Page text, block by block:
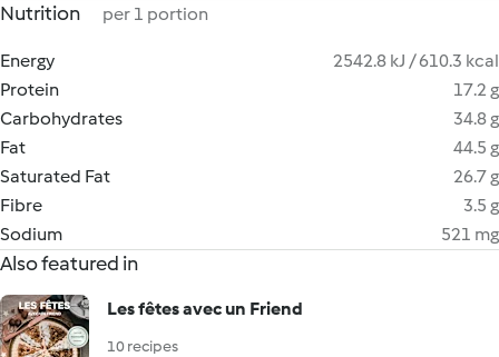
Nutrition per 1 portion
Energy
2542.8 kJ / 610.3 kcal
Protein
17.2 g
Carbohydrates
34.8 g
Fat
44.5 g
Saturated Fat
26.7 g
Fibre
3.5 g
Sodium
521 mg
Also featured in
Les fêtes avec un Friend
10 recipes